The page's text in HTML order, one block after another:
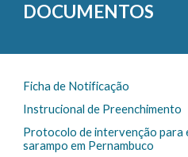
DOCUMENTOS
Ficha de Notificação
Instrucional de Preenchimento
Protocolo de intervenção
sarampo em Pernambuco